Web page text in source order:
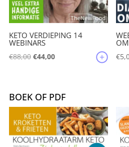
KETO VERDIEPING 14
WEBINARS
€88,00 Oorspronkelijke
€88,00.
€44,00Huidige
€44,00.
€
BOEK OF PDF